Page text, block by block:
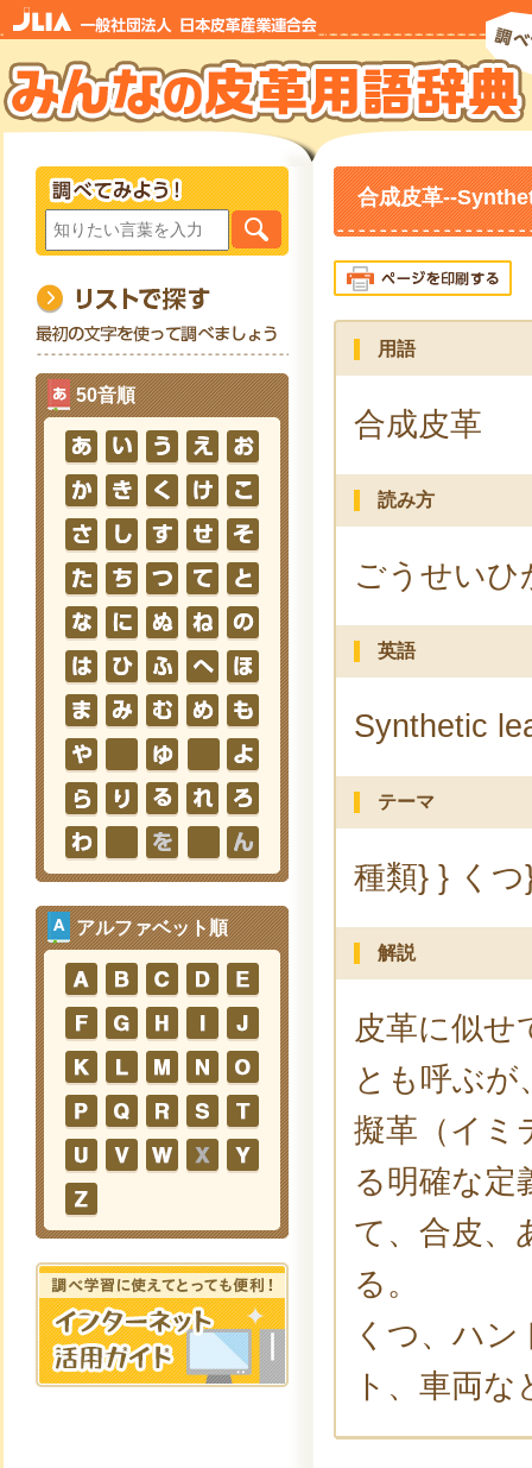
50音順
アルファベット順
合成皮革--
用語
合成皮革
読み方
ごうせいひ
英語
Synthetic
テーマ
種類} } く
解説
皮革に似せ
とも呼ぶが
擬革（イミ
る明確な定
て、合皮、
る。
くつ、ハ
ト、車両